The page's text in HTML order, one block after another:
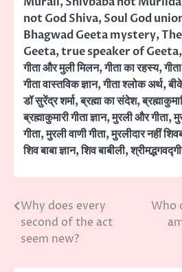
not God Shiva,Soul God
Bhagwad Geeta mystery,
Geeta,true speaker of Geeta,
गीता और मुली मिलन,गीता का रहस्य,
गीता वास्तविक ज्ञान,गीता श्लोक अर्थ,
डॉ सुरेंद्र शर्मा,ब्रह्मा का संदेश,
ब्रह्माकुमारी गीता ज्ञान,मुरली और गीता,
गीता,मुरली वाणी गीता,मुरलीदार नहीं
शिव बाबा ज्ञान,शिव बाबीली,
Post
navigation
Why does every
second of the act
seem new?
Who